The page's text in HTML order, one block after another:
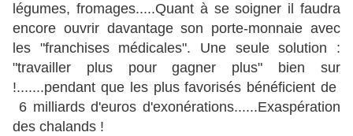
légumes, fromages.....Quant à se soigner il faudra
encore ouvrir davantage son porte-monnaie avec
les "franchises médicales". Une seule solution :
"travailler plus pour gagner plus" bien sur
!.......pendant que les plus favorisés bénéficient de
6 milliards d'euros d'exonérations......Exaspération
des chalands !